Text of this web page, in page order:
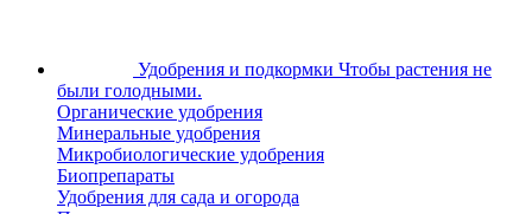
Удобрения и подкормки Чтобы растения не
были голодными.
Органические удобрения
Минеральные удобрения
Микробиологические удобрения
Биопрепараты
Удобрения для сада и огорода